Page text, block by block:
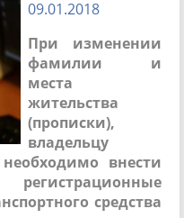
09.01.2018
При изменении
фамилии и
места
жительства
(прописки),
владельцу
необходимо внести
средства